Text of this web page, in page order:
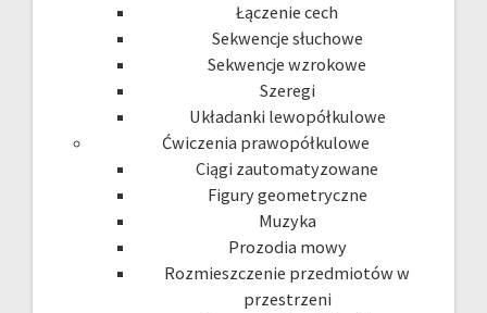
Łączenie cech
Sekwencje słuchowe
Sekwencje wzrokowe
Szeregi
Układanki lewopółkulowe
Ćwiczenia prawopółkulowe
Ciągi zautomatyzowane
Figury geometryczne
Muzyka
Prozodia mowy
Rozmieszczenie przedmiotów w
przestrzeni